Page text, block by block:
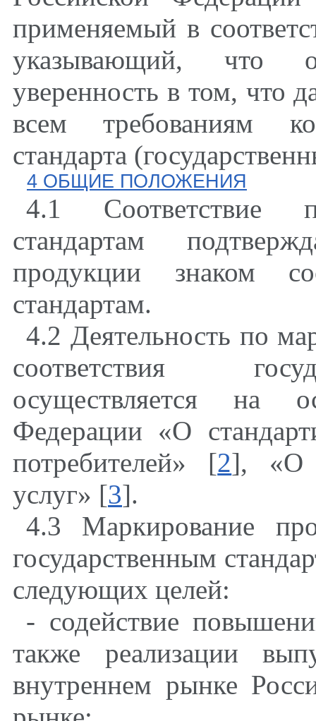
применяемый в
указывающий, что
уверенность в том, что
всем требованиям
стандарта
4 ОБЩИЕ ПОЛОЖЕНИЯ
4.1 Соответствие
стандартам
продукции знаком
стандартам.
4.2 Деятельность по
соответствия
осуществляется на
Федерации «О
потребителей» [2], «О
услуг» [3].
4.3 Маркирование
государственным
следующих целей:
- содействие
также реализации
внутреннем рынке